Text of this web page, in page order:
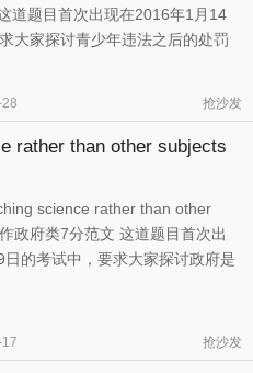
道题目首次出现在2016年1月14
大家探讨青少年违法之后的处罚
早熟很多。而主张宽松立场的同
点放在青少 ...
抢沙发
rather than other subjects
science rather than other
政府类7分范文 这道题目首次出
的考试中，要求大家探讨政府是
说，我们一方面承认自然科学，
理等对经济 ...
抢沙发